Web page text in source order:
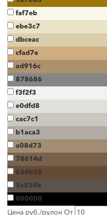
faf7eb
ebe3c7
dbceac
cfad7e
ad916c
878686
f3f2f3
e0dfd8
cac7c1
b1aca3
a08d73
78614d
634b36
5a524b
000000
Цена руб./рулон От